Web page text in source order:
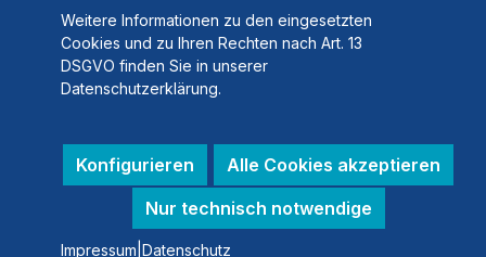
Weitere Informationen zu den eingesetzten
Cookies und zu Ihren Rechten nach Art. 13
DSGVO finden Sie in unserer
Datenschutzerklärung.
Konfigurieren
Alle Cookies akzeptieren
Nur technisch notwendige
Impressum Datenschutz